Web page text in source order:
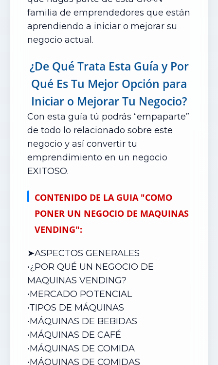
familia de emprendedores que están
aprendiendo a iniciar o mejorar su
negocio actual.
¿De Qué Trata Esta Guía y Por
Qué Es Tu Mejor Opción para
Iniciar o Mejorar Tu Negocio?
Con esta guía tú podrás “empaparte”
de todo lo relacionado sobre este
negocio y así convertir tu
emprendimiento en un negocio
EXITOSO.
CONTENIDO DE LA GUIA "COMO
PONER UN NEGOCIO DE MAQUINAS
VENDING":
➤ASPECTOS GENERALES
•¿POR QUÉ UN NEGOCIO DE
MAQUINAS VENDING?
•MERCADO POTENCIAL
•TIPOS DE MÁQUINAS
•MÁQUINAS DE BEBIDAS
•MÁQUINAS DE CAFÉ
•MÁQUINAS DE COMIDA
•MÁQUINAS DE COMIDAS